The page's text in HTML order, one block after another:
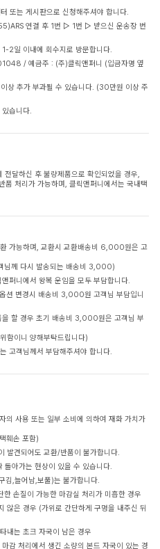
또는 게시판으로 신청해주셔야 합니다.
연결 후 1번 ▷ 1번 ▷ 받으신 운송장 번
2일 이내에 회수지로 방문합니다.
/ 예금주 : (주)클릭앤퍼니 (입금자명 옆
상 추가 부과될 수 있습니다. (30만원 이상 주
습니다.
달하신 후 불량제품으로 확인되었을 경우,
품 처리가 가능하며, 클릭앤퍼니에서는 국내택
가능하며, 교환시 교환배송비 6,000원은 고
님께 다시 발송되는 배송비 3,000)
퍼니에서 왕복 운임을 모두 부담합니다.
션 변경시 배송비 3,000원 고객님 부담입니
을 할 경우 초기 배송비 3,000원은 고객님 부
함이니 양해부탁드립니다)
고객님께서 부담해주셔야 합니다.
의 사용 또는 일부 소비에 의하여 재화 가치가
훼손 포함)
발견되어도 교환/반품이 불가합니다.
아가는 현상이 있을 수 있습니다.
김,늘어남,보풀)는 불가합니다.
손질이 가능한 마감실 처리가 미흡한 경우
않은 경우 (가위로 간단하게 구멍을 내주신 뒤
내는 초크 자국이 남은 경우
감 처리에서 생긴 소량의 본드 자국이 있는 경